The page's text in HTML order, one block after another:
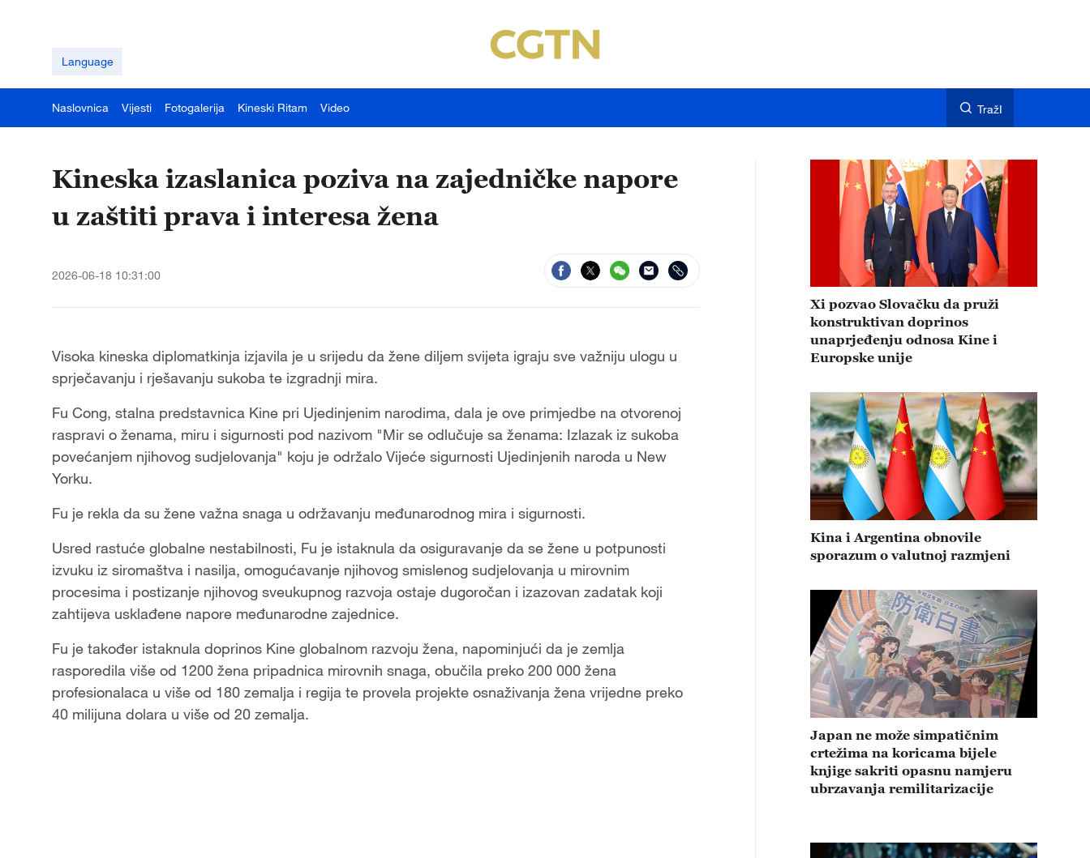
Language
Naslovnica Vijesti Fotogalerija Kineski Ritam Video TražI
Kineska izaslanica poziva na zajedničke napore
u zaštiti prava i interesa žena
2026-06-18 10:31:00
Visoka kineska diplomatkinja izjavila je u srijedu da žene diljem svijeta igraju sve važniju ulogu u
sprječavanju i rješavanju sukoba te izgradnji mira.
Fu Cong, stalna predstavnica Kine pri Ujedinjenim narodima, dala je ove primjedbe na otvorenoj
raspravi o ženama, miru i sigurnosti pod nazivom "Mir se odlučuje sa ženama: Izlazak iz sukoba
povećanjem njihovog sudjelovanja" koju je održalo Vijeće sigurnosti Ujedinjenih naroda u New
Yorku.
Fu je rekla da su žene važna snaga u održavanju međunarodnog mira i sigurnosti.
Usred rastuće globalne nestabilnosti, Fu je istaknula da osiguravanje da se žene u potpunosti
izvuku iz siromaštva i nasilja, omogućavanje njihovog smislenog sudjelovanja u mirovnim
procesima i postizanje njihovog sveukupnog razvoja ostaje dugoročan i izazovan zadatak koji
zahtijeva usklađene napore međunarodne zajednice.
Fu je također istaknula doprinos Kine globalnom razvoju žena, napominjući da je zemlja
rasporedila više od 1200 žena pripadnica mirovnih snaga, obučila preko 200 000 žena
profesionalaca u više od 180 zemalja i regija te provela projekte osnaživanja žena vrijedne preko
40 milijuna dolara u više od 20 zemalja.
Xi pozvao Slovačku da pruži
konstruktivan doprinos
unaprjeđenju odnosa Kine i
Europske unije
Kina i Argentina obnovile
sporazum o valutnoj razmjeni
Japan ne može simpatičnim
crtežima na koricama bijele
knjige sakriti opasnu namjeru
ubrzavanja remilitarizacije